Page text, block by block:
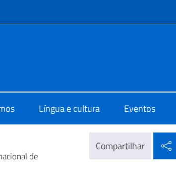
Língua e cultura Eventos
de
Compartilhar